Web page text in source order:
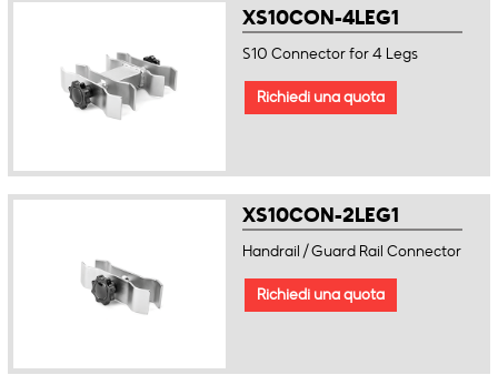
XS10CON-4LEG1
S10 Connector for 4 Legs
Richiedi una quota
XS10CON-2LEG1
Handrail / Guard Rail Connector
Richiedi una quota